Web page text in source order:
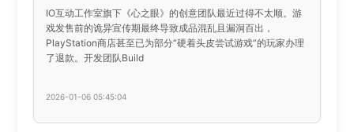
IO互动工作室旗下《心之眼》的创意团队最近过得不太顺。游
戏发售前的诡异宣传期最终导致成品混乱且漏洞百出，
PlayStation商店甚至已为部分“硬着头皮尝试游戏”的玩家办理
了退款。开发团队Build
2026-01-06 05:45:04